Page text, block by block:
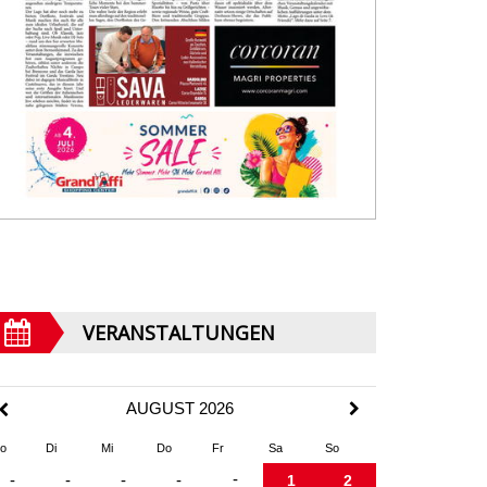
VERANSTALTUNGEN
AUGUST 2026
Di Mi Do Fr Sa So
- - - - - 1 2